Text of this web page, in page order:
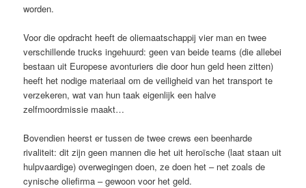
worden.
Voor die opdracht heeft de oliemaatschappij vier man en twee
verschillende trucks ingehuurd: geen van beide teams (die allebei
bestaan uit Europese avonturiers die door hun geld heen zitten)
heeft het nodige materiaal om de veiligheid van het transport te
verzekeren, wat van hun taak eigenlijk een halve
zelfmoordmissie maakt…
Bovendien heerst er tussen de twee crews een beenharde
rivaliteit: dit zijn geen mannen die het uit heroïsche (laat staan uit
hulpvaardige) overwegingen doen, ze doen het – net zoals de
cynische oliefirma – gewoon voor het geld.